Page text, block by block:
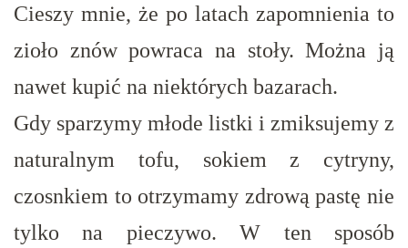
Cieszy mnie, że po latach zapomnienia to
zioło znów powraca na stoły. Można ją
nawet kupić na niektórych bazarach.
Gdy sparzymy młode listki i zmiksujemy z
naturalnym tofu, sokiem z cytryny,
czosnkiem to otrzymamy zdrową pastę nie
tylko na pieczywo. W ten sposób